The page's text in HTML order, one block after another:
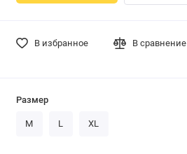
В избранное В сравнение
Размер
M L XL